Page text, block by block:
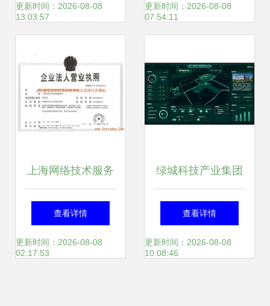
企业建站服务商价
更新时间：2026-08-08
13:03:57
技术产品10月出口
更新时间：2026-08-08
07:54:11
上海网络技术服务
营业执照 申请要点
与运营指南
查看详情
更新时间：2026-08-08
02:17:53
绿城科技产业集团
构筑全链条服务体
系，以数智赋能产
查看详情
更新时间：2026-08-08
10:08:46